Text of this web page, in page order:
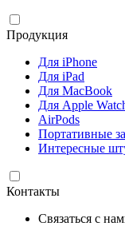
Продукция
Для iPhone
Для iPad
Для MacBook
Для Apple
AirPods
Портативные
Интересные
Контакты
Связаться с